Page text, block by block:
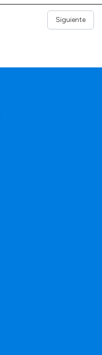
Siguiente